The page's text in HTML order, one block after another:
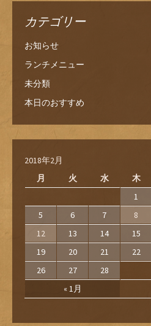
カテゴリー
お知らせ
ランチメニュー
未分類
本日のおすすめ
2018年2月
月
火 水 木
« 1月
1
5
6 7 8
12
13 14 15
19
20 21 22
26
27 28